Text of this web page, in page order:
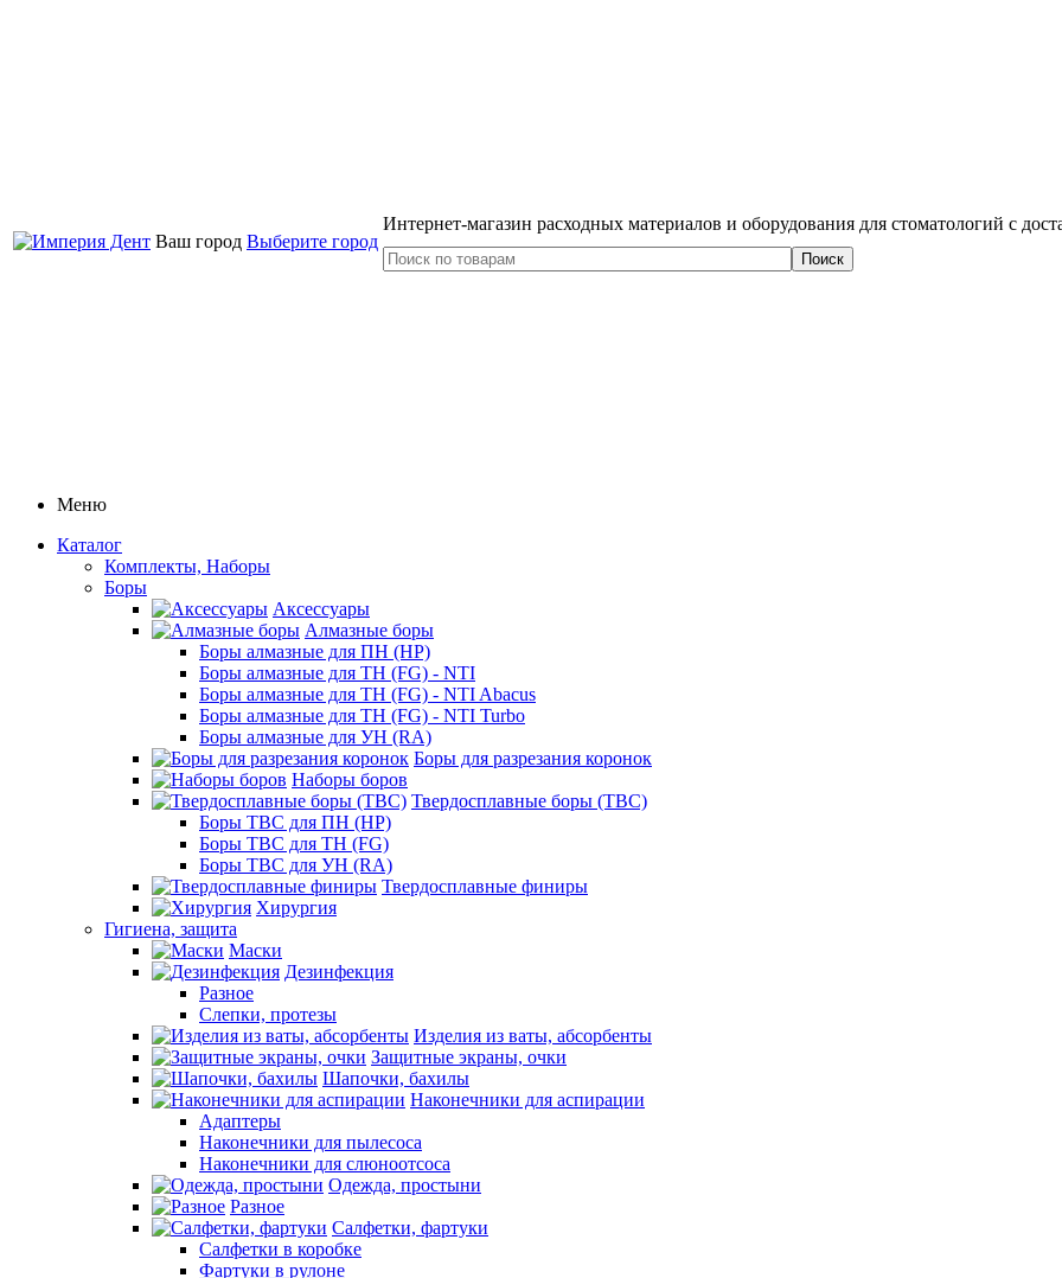
Ваш город Выберите город
Интернет-магазин расходных материалов и оборудования для стоматологий с
Меню
Каталог
Комплекты, Наборы
Боры
Аксессуары
Алмазные боры
Боры алмазные для ПН (HP)
Боры алмазные для ТН (FG) - NTI
Боры алмазные для ТН (FG) - NTI Abacus
Боры алмазные для ТН (FG) - NTI Turbo
Боры алмазные для УН (RA)
Боры для разрезания коронок
Наборы боров
Твердосплавные боры (ТВС)
Боры ТВС для ПН (HP)
Боры ТВС для ТН (FG)
Боры ТВС для УН (RA)
Твердосплавные финиры
Хирургия
Гигиена, защита
Маски
Дезинфекция
Разное
Слепки, протезы
Изделия из ваты, абсорбенты
Защитные экраны, очки
Шапочки, бахилы
Наконечники для аспирации
Адаптеры
Наконечники для пылесоса
Наконечники для слюноотсоса
Одежда, простыни
Разное
Салфетки, фартуки
Салфетки в коробке
Фартуки в рулоне